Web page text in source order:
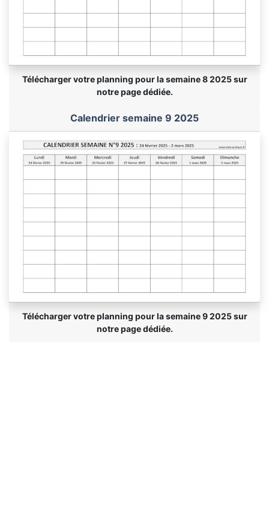
Télécharger votre planning pour la semaine 8 2025 sur
notre page dédiée.
Calendrier semaine 9 2025
Télécharger votre planning pour la semaine 9 2025 sur
notre page dédiée.